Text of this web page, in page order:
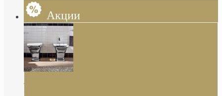
Акции
Butterfly Scarabeo КОМПЛЕКТ санфаянса